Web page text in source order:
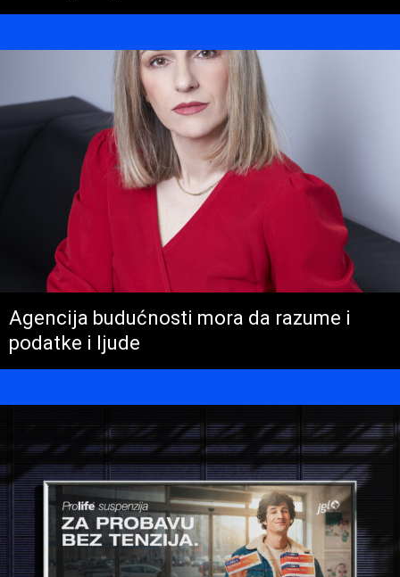
Agencija budućnosti mora da razume i
podatke i ljude